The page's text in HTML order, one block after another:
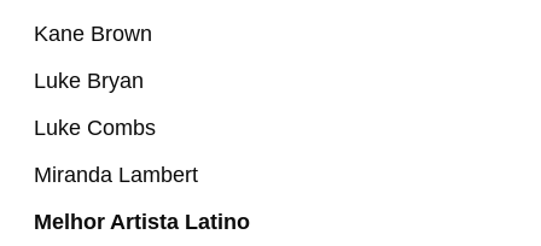
Kane Brown
Luke Bryan
Luke Combs
Miranda Lambert
Melhor Artista Latino